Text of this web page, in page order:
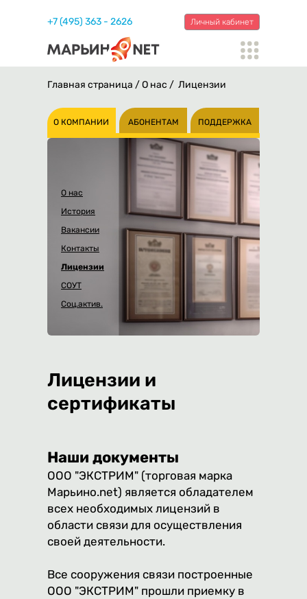
+7 (495) 363 - 2626 Личный кабинет
Главная страница /О нас / Лицензии
О КОМПАНИИ АБОНЕНТАМ ПОДДЕРЖКА
О нас
История
Вакансии
Контакты
Лицензии
СОУТ
Соц.актив.
Лицензии и
сертификаты
Наши документы
ООО "ЭКСТРИМ" (торговая марка
Марьино.net) является обладателем
всех необходимых лицензий в
области связи для осуществления
своей деятельности.
Все сооружения связи построенные
ООО "ЭКСТРИМ" прошли приемку в